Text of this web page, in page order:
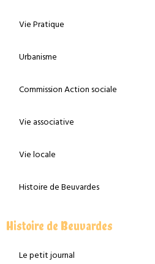
Vie Pratique
Urbanisme
Commission Action sociale
Vie associative
Vie locale
Histoire de Beuvardes
Histoire de Beuvardes
Le petit journal